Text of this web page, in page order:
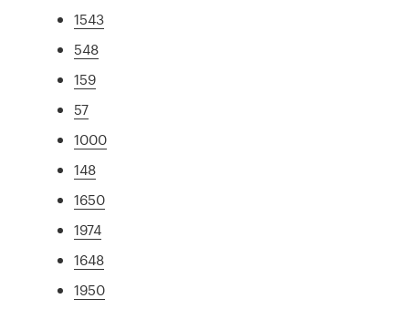
1543
548
159
57
1000
148
1650
1974
1648
1950